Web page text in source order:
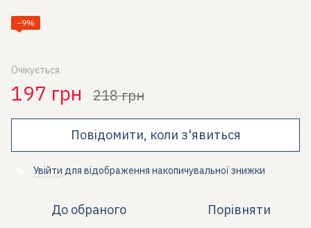
−9%
Очікується
197 грн 218 грн
Повідомити, коли з'явиться
Увійти для відображення накопичувальної знижки
До обраного Порівняти